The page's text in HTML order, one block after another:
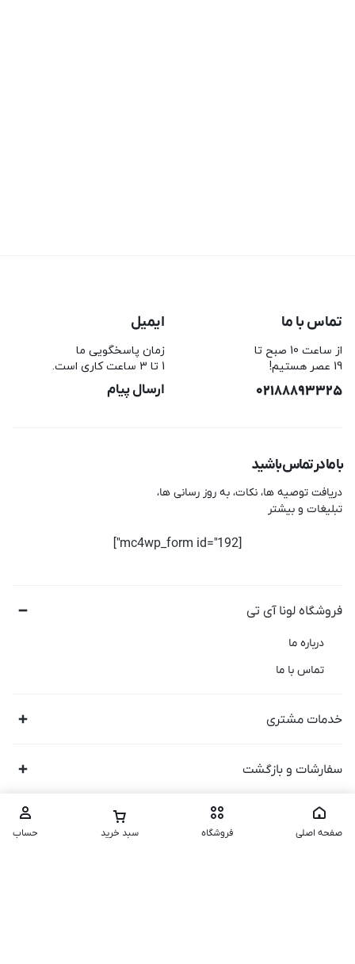
تماس با ما
از ساعت 10 صبح تا
19 عصر هستیم!
02188893325
ایمیل
زمان پاسخگویی ما
1 تا 3 ساعت کاری است.
ارسال پیام
با ما در تماس باشید
دریافت توصیه ها، نکات، به روز رسانی ها،
تبلیغات و بیشتر
[mc4wp_form id="192"]
فروشگاه لونا آی تی
درباره ما
تماس با ما
خدمات مشتری
سفارشات و بازگشت
صفحه اصلی فروشگاه سبد خرید حساب